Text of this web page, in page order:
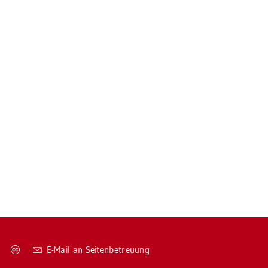
Co­
E-Mail an Sei­ten­be­treu­ung